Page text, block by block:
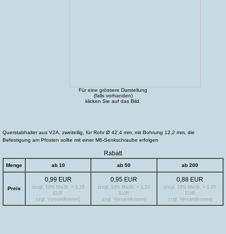
Für eine grössere Darstellung
(falls vorhanden)
klicken Sie auf das Bild.
Querstabhalter aus V2A, zweiteilig, für Rohr Ø 42,4 mm, mit Bohrung 12,2 mm, die
Befestigung am Pfosten sollte mit einer M6-Senkschraube erfolgen
Rabatt
Menge ab 10 ab 50 ab 200
Preis
0,99 EUR
(zzgl. 19% MwSt. = 1,18
EUR
zzgl. Versandkosten)
0,95 EUR
(zzgl. 19% MwSt. = 1,13
EUR
zzgl. Versandkosten)
0,88 EUR
(zzgl. 19% MwSt. = 1,05
EUR
zzgl. Versandkosten)